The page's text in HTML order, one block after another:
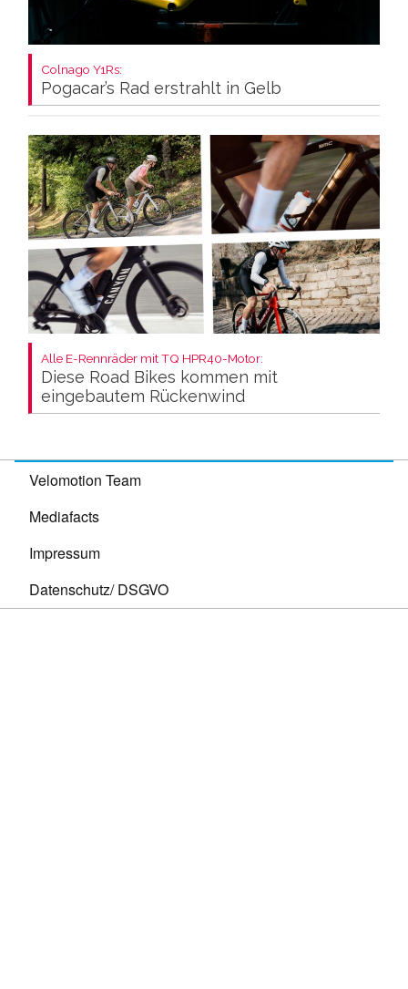
Colnago Y1Rs:
Pogacar’s Rad erstrahlt in Gelb
Alle E-Rennräder mit TQ HPR40-Motor:
Diese Road Bikes kommen mit
eingebautem Rückenwind
Velomotion Team
Mediafacts
Impressum
Datenschutz/ DSGVO